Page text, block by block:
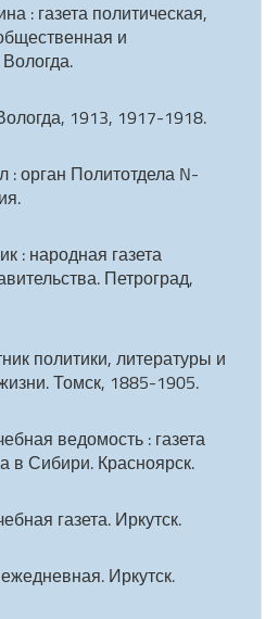
: газета политическая,
и
1913, 1917-1918.
: орган Политотдела N-
: народная газета
Петроград,
политики, литературы и
Томск, 1885-1905.
ведомость : газета
в Сибири. Красноярск.
газета. Иркутск.
Иркутск.